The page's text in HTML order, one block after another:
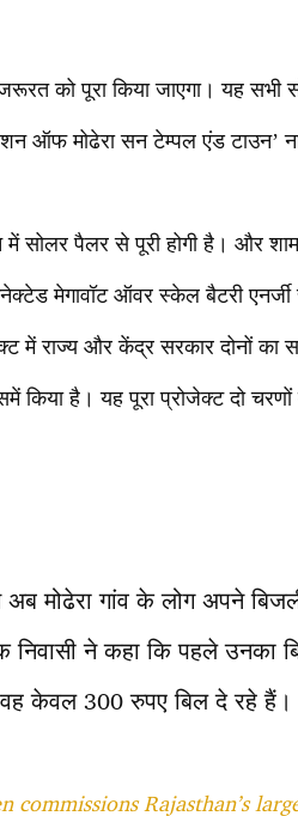
को पूरा किया जाएगा। यह
ऑफ मोढेरा सन टेम्पल एंड टाउन’
में सोलर पैलर से पूरी होगी है। और
मेगावॉट ऑवर स्केल बैटरी
में राज्य और केंद्र सरकार दोनों का
किया है। यह पूरा प्रोजेक्ट दो
मोढेरा गांव के लोग अपने
निवासी ने कहा कि पहले उनका
केवल 300 रुपए बिल दे रहे हैं।
commissions Rajasthan’s